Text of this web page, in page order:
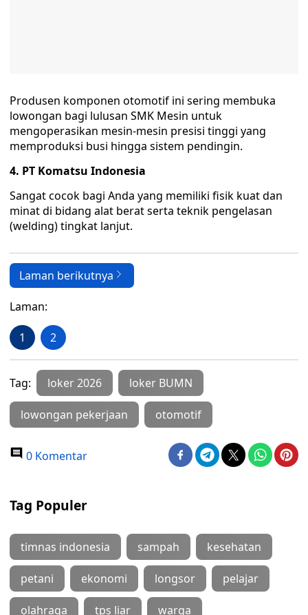
Produsen komponen otomotif ini sering membuka
lowongan bagi lulusan SMK Mesin untuk
mengoperasikan mesin-mesin presisi tinggi yang
memproduksi busi hingga sistem pendingin.
4. PT Komatsu Indonesia
Sangat cocok bagi Anda yang memiliki fisik kuat dan
minat di bidang alat berat serta teknik pengelasan
(welding) tingkat lanjut.
Laman berikutnya
Laman:
1 2
Tag: loker 2026 loker BUMN
lowongan pekerjaan otomotif
0 Komentar
Tag Populer
timnas indonesia sampah kesehatan
petani ekonomi longsor pelajar
olahraga tps liar warga